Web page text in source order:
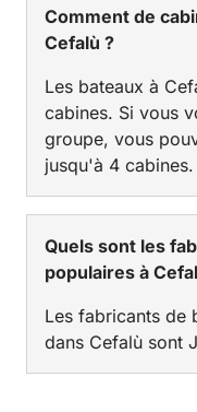
Comment de
Cefalù ?
Les bateaux à
cabines. Si vous
groupe, vous
jusqu'à 4 cabines.
Quels sont les
populaires à
Les fabricants de
dans Cefalù sont